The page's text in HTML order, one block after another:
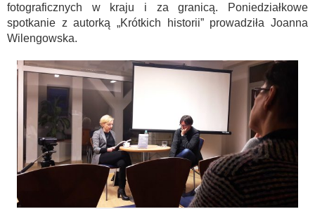
fotograficznych w kraju i za granicą. Poniedziałkowe
spotkanie z autorką „Krótkich historii” prowadziła Joanna
Wilengowska.